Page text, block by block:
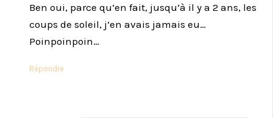
Ben oui, parce qu’en fait, jusqu’à il y a 2 ans, les
coups de soleil, j’en avais jamais eu…
Poinpoinpoin…
Répondre